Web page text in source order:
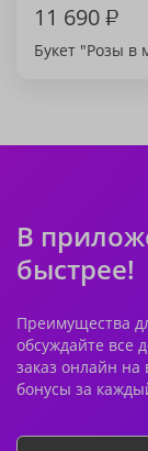
11 690₽
Букет "Розы в
В
быстрее!
Преимущества
обсуждайте все
заказ онлайн на
бонусы за